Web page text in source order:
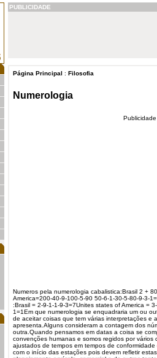
PUBLICIDADE
Página Principal : Filosofia
Numerologia
Publicidade
Numeros pela numerologia cabalistica:Brasil 2 +
America=200-40-9-100-5-90 50-6-1-30-5-80-9-3-
:Brasil = 2-9-1-1-9-3=7Unites states of America =
1=1Em que numerologia se enquadraria um ou
de aceitar coisas que tem várias interpretações e
apresenta.Alguns consideram a contagem dos
outra.Quando pensamos em datas a coisa se
convenções humanas e somos regidos por vários
ajustados de tempos em tempos de
com o início das estações pois devem refletir